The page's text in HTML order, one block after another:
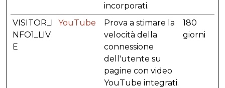
incorporati.
VISITOR_I
NFO1_LIV
E
YouTube
Prova a stimare la
velocità della
connessione
dell'utente su
pagine con video
YouTube integrati.
180
giorni